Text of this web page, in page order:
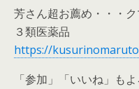
芳さん超お薦め・・・
３類医薬品
https://
「参加」「いいね」も